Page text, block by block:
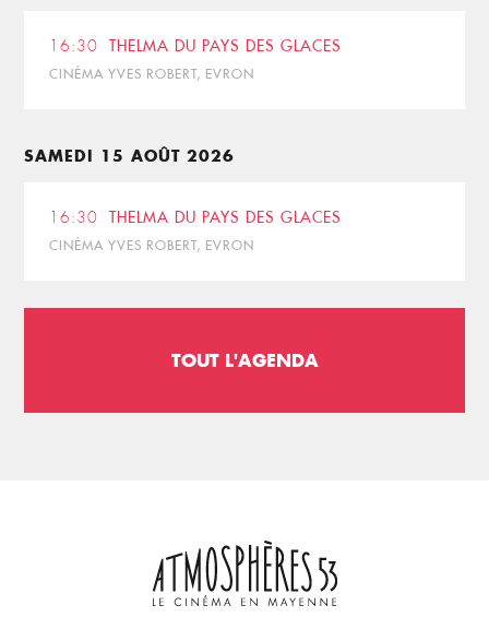
16:30 THELMA DU PAYS DES GLACES
CINÉMA YVES ROBERT, EVRON
SAMEDI 15 AOÛT 2026
16:30 THELMA DU PAYS DES GLACES
CINÉMA YVES ROBERT, EVRON
TOUT L'AGENDA